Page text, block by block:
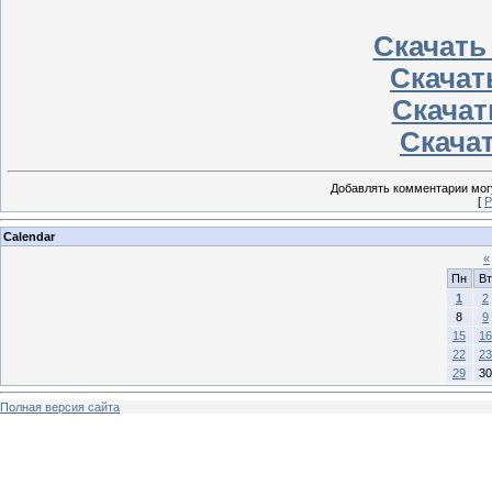
Добавлять комментарии
[
Calendar
«
Пн
Вт
1
2
8
9
15
16
22
23
29
30
Полная версия сайта